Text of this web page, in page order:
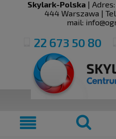
Skylark-Polska | Adres:
444 Warszawa |
mail:
22 673 50 80